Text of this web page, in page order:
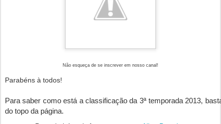
Não esqueça de se inscrever em nosso canal!
Parabéns à todos!
Para saber como está a classificação da 3ª temporada 2013,
do topo da página.